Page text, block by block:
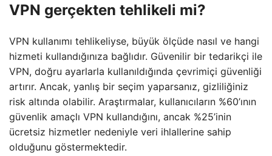
VPN gerçekten tehlikeli mi?
VPN kullanımı tehlikeliyse, büyük ölçüde nasıl ve hangi
hizmeti kullandığınıza bağlıdır. Güvenilir bir tedarikçi ile
VPN, doğru ayarlarla kullanıldığında çevrimiçi güvenliği
artırır. Ancak, yanlış bir seçim yaparsanız, gizliliğiniz
risk altında olabilir. Araştırmalar, kullanıcıların %60’ının
güvenlik amaçlı VPN kullandığını, ancak %25’inin
ücretsiz hizmetler nedeniyle veri ihlallerine sahip
olduğunu göstermektedir.